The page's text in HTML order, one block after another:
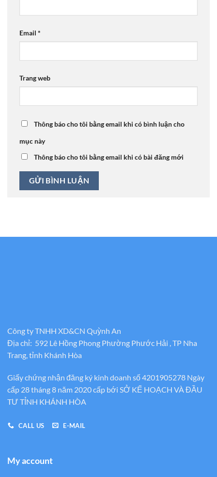
Email *
Trang web
Thông báo cho tôi bằng email khi có bình luận cho
mục này
Thông báo cho tôi bằng email khi có bài đăng mới
Công ty TNHH XD&CN Quỳnh An
Địa chỉ: 592 Lê Hồng Phong Phường Phước Hải , TP Nha
Trang, tỉnh Khánh Hòa
Giấy chứng nhận đăng ký kinh doanh số 4201905278 Ngày
cấp 28 tháng 8 năm 2020 cấp bới SỞ KẾ HOẠCH VÀ ĐẦU
TƯ TỈNH KHÁNH HÒA
CALL US E-MAIL
My account